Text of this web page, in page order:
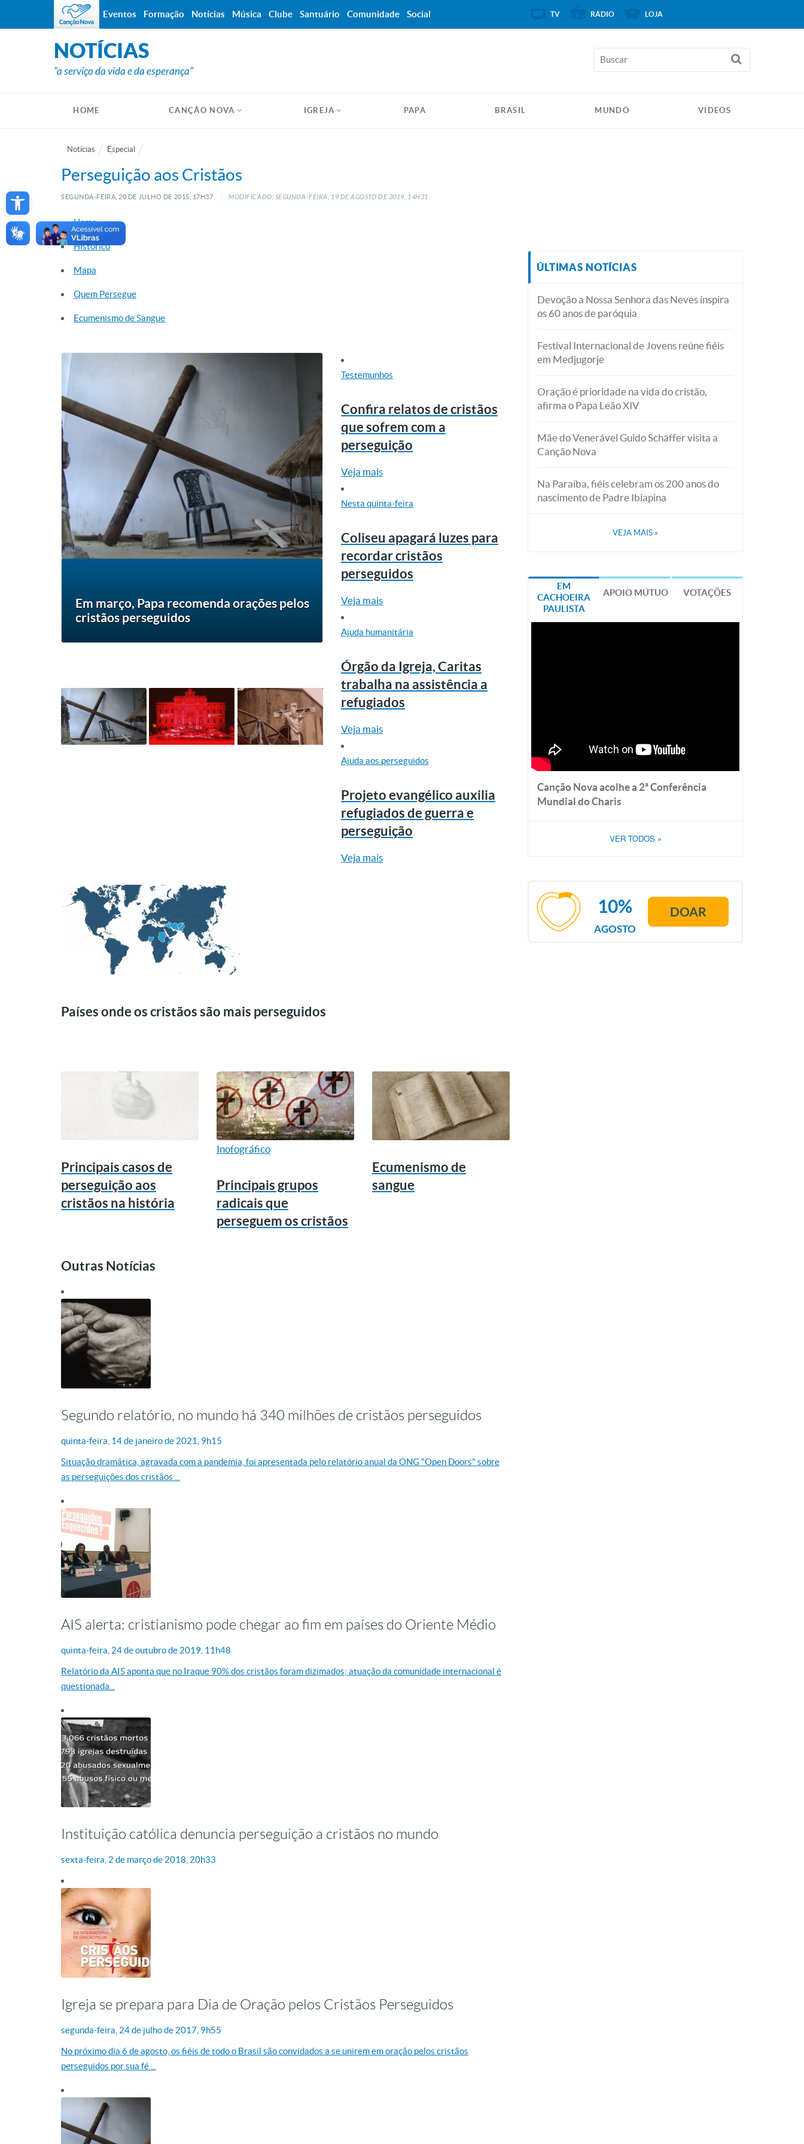
Open toolbar
NOTÍCIAS
"a serviço da vida e da esperança"
HOME CANÇÃO NOVA IGREJA PAPA BRASIL MUNDO VIDEOS
Notícias Especial
Perseguição aos Cristãos
SEGUNDA-FEIRA, 20 DE JULHO DE 2015, 17H37 MODIFICADO: SEGUNDA-FEIRA, 19DEAGOSTO DE 2019, 14H31
Home
Histórico
Mapa
Quem Persegue
Ecumenismo de Sangue
Em março, Papa recomenda orações pelos
cristãos perseguidos
Testemunhos
Confira relatos de cristãos
que sofrem com a
perseguição
Veja mais
Nesta quinta-feira
Coliseu apagará luzes para
recordar cristãos
perseguidos
Veja mais
Ajuda humanitária
Órgão da Igreja, Caritas
trabalha na assistência a
refugiados
Veja mais
Ajuda aos perseguidos
Projeto evangélico auxilia
refugiados de guerra e
perseguição
Veja mais
Países onde os cristãos são mais perseguidos
Principais casos de
perseguição aos
cristãos na história
Inofográfico
Principais grupos
radicais que
perseguem os cristãos
Ecumenismo de
sangue
Outras Notícias
Segundo relatório, no mundo há 340 milhões de cristãos perseguidos
quinta-feira, 14de janeirode 2021, 9h15
Situação dramática, agravada com a pandemia, foi apresentada pelo relatório anual da ONG "Open Doors" sobre
as perseguições dos cristãos ...
AIS alerta: cristianismo pode chegar ao fim em países do Oriente Médio
quinta-feira, 24deoutubrode 2019, 11h48
Relatório da AIS aponta que no Iraque 90% dos cristãos foram dizimados; atuação da comunidade internacional é
questionada...
Instituição católica denuncia perseguição a cristãos no mundo
sexta-feira, 2 de marçode 2018, 20h33
Igreja se prepara para Dia de Oração pelos Cristãos Perseguidos
segunda-feira, 24de julhode 2017, 9h55
No próximo dia 6 de agosto, os fiéis de todo o Brasil são convidados a se unirem em oração pelos cristãos
perseguidos por sua fé ...
ÚLTIMAS NOTÍCIAS
Devoção a Nossa Senhora das Neves inspira
os 60 anos de paróquia
Festival Internacional de Jovens reúne fiéis
em Medjugorje
Oração é prioridade na vida do cristão,
afirma o Papa Leão XIV
Mãe do Venerável Guido Schäffer visita a
Canção Nova
Na Paraíba, fiéis celebram os 200 anos do
nascimento de Padre Ibiapina
VEJA MAIS »
EM
CACHOEIRA
PAULISTA
APOIO MÚTUO VOTAÇÕES
Canção Nova acolhe a 2ª Conferência
Mundial do Charis
VER TODOS »
AGOSTO
10% DOAR
Eventos Formação Notícias Música Clube Santuário Comunidade Social TV RÁDIO LOJA